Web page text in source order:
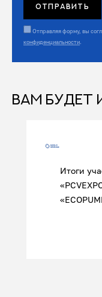
Отправляя форму, вы
конфиденциальности.
ВАМ БУДЕТ
Итоги